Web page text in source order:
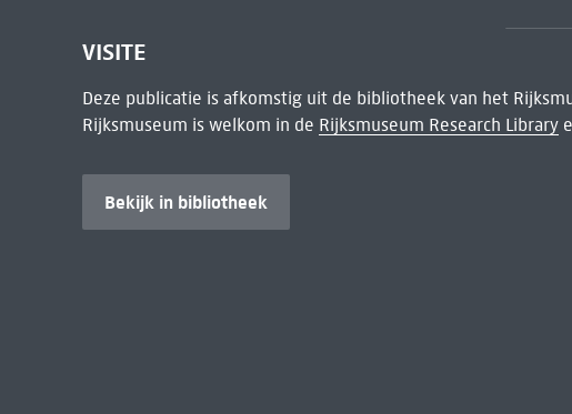
VISITE
Deze publicatie is afkomstig uit de bibliotheek van het
Rijksmuseum is welkom in de Rijksmuseum Research Library
Bekijk in bibliotheek